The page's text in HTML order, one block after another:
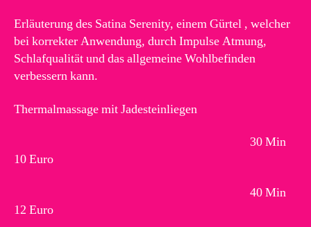
Erläuterung des Satina Serenity, einem Gürtel , welcher
bei korrekter Anwendung, durch Impulse Atmung,
Schlafqualität und das allgemeine Wohlbefinden
verbessern kann.
Thermalmassage mit Jadesteinliegen
30 Min
10 Euro
40 Min
12 Euro